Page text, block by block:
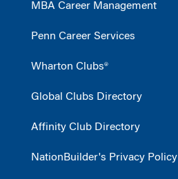
MBA Career Management
Penn Career Services
Wharton Clubs®
Global Clubs Directory
Affinity Club Directory
NationBuilder's Privacy Policy